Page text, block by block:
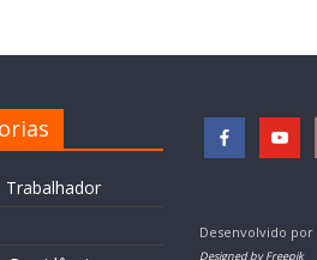
Desenvolvido por
Designed by Freepik